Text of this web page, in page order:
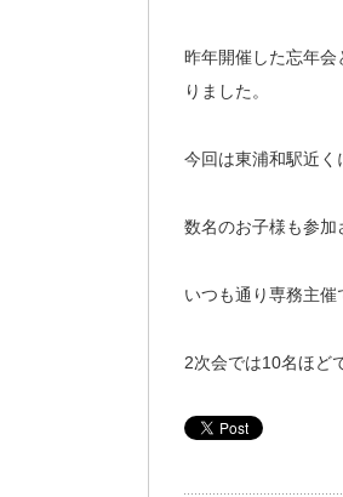
昨年開催した忘年
りました。
今回は東浦和駅近く
数名のお子様も参加
いつも通り専務主
2次会では10名ほど